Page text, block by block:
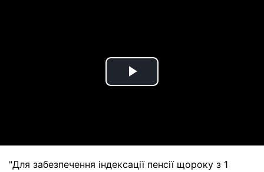
Play
"Для забезпечення індексації пенсії щороку з 1